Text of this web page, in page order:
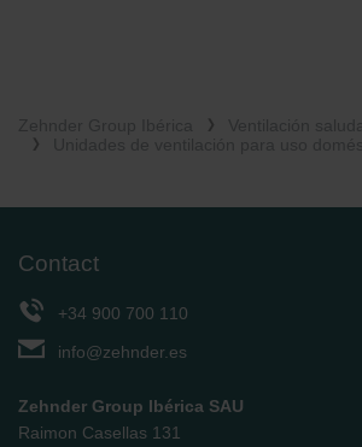
Contact
+34 900 700 110
info@zehnder.es
Zehnder Group Ibérica SAU
Raimon Casellas 131